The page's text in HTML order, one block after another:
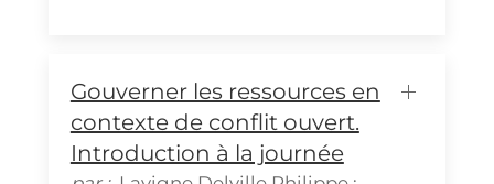
Gouverner les ressources en
contexte de conflit ouvert.
Introduction à la journée